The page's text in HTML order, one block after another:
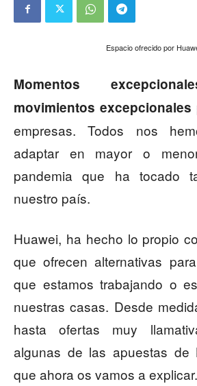
Espacio ofrecido por
Momentos
movimientos excepcionales
empresas. Todos nos
adaptar en mayor o
pandemia que ha tocado
nuestro país.
Huawei, ha hecho lo propio
que ofrecen alternativas
que estamos trabajando o
nuestras casas. Desde
hasta ofertas muy
algunas de las apuestas de
que ahora os vamos a explicar.